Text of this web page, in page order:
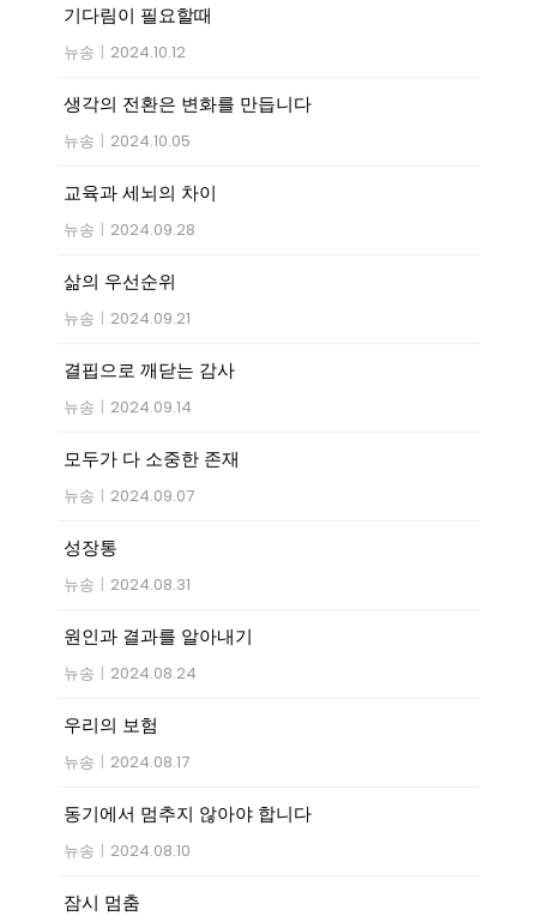
기다림이 필요할때
뉴송 | 2024.10.12
생각의 전환은 변화를 만듭니다
뉴송 | 2024.10.05
교육과 세뇌의 차이
뉴송 | 2024.09.28
삶의 우선순위
뉴송 | 2024.09.21
결핍으로 깨닫는 감사
뉴송 | 2024.09.14
모두가 다 소중한 존재
뉴송 | 2024.09.07
성장통
뉴송 | 2024.08.31
원인과 결과를 알아내기
뉴송 | 2024.08.24
우리의 보험
뉴송 | 2024.08.17
동기에서 멈추지 않아야 합니다
뉴송 | 2024.08.10
잠시 멈춤